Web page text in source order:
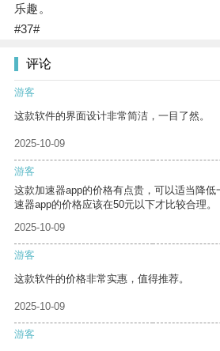
乐趣。
#37#
评论
游客
这款软件的界面设计非常简洁，一目了然。
2025-10-09
游客
这款加速器app的价格有点贵，可以适当降
速器app的价格应该在50元以下才比较合理。
2025-10-09
游客
这款软件的价格非常实惠，值得推荐。
2025-10-09
游客